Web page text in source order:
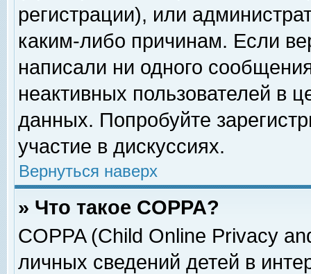
регистрации), или
каким-либо причинам. Если
написали ни одного
неактивных пользователей в
данных. Попробуйте
участие в дискуссиях.
Вернуться наверх
» Что такое COPPA?
COPPA (Child Online Privacy
личных сведений детей в